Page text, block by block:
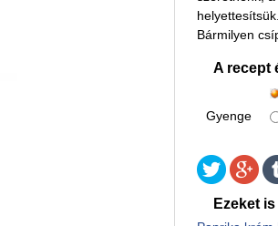
helyettesítsük.
Bármilyen
A recept
Gyenge
Ezeket